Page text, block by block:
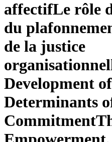
affectifLe rôle
du
de la justice
Development
Determinants
Commitment